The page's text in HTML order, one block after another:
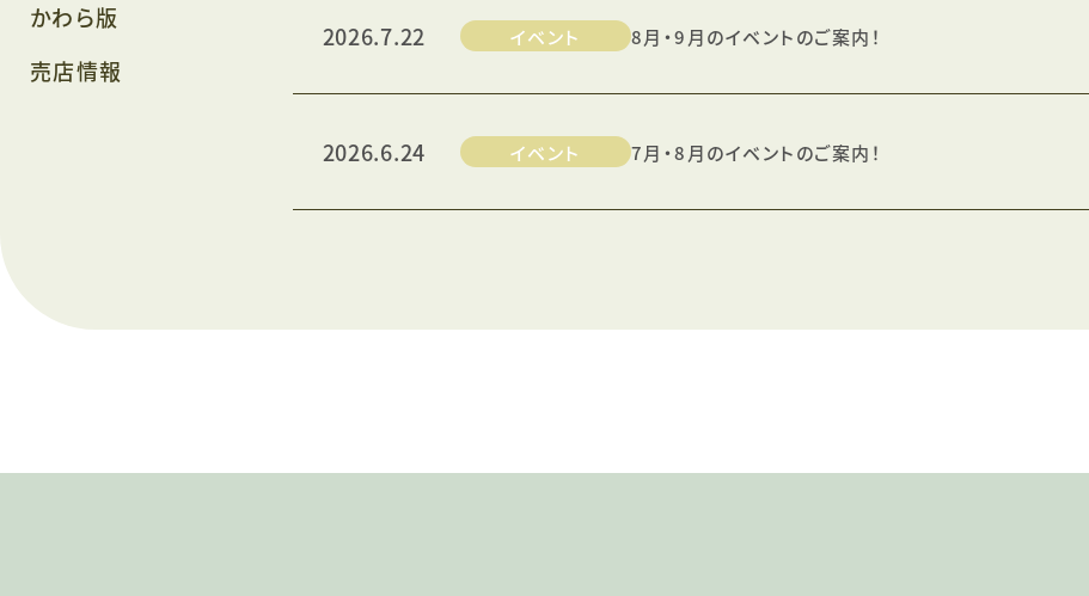
かわら版
売店情報
2026.7.22 イベント 8月・9月のイベントのご案内！
2026.6.24 イベント 7月・8月のイベントのご案内！